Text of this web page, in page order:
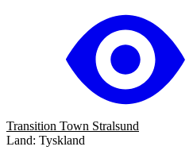
Transition Town Stralsund
Land: Tyskland